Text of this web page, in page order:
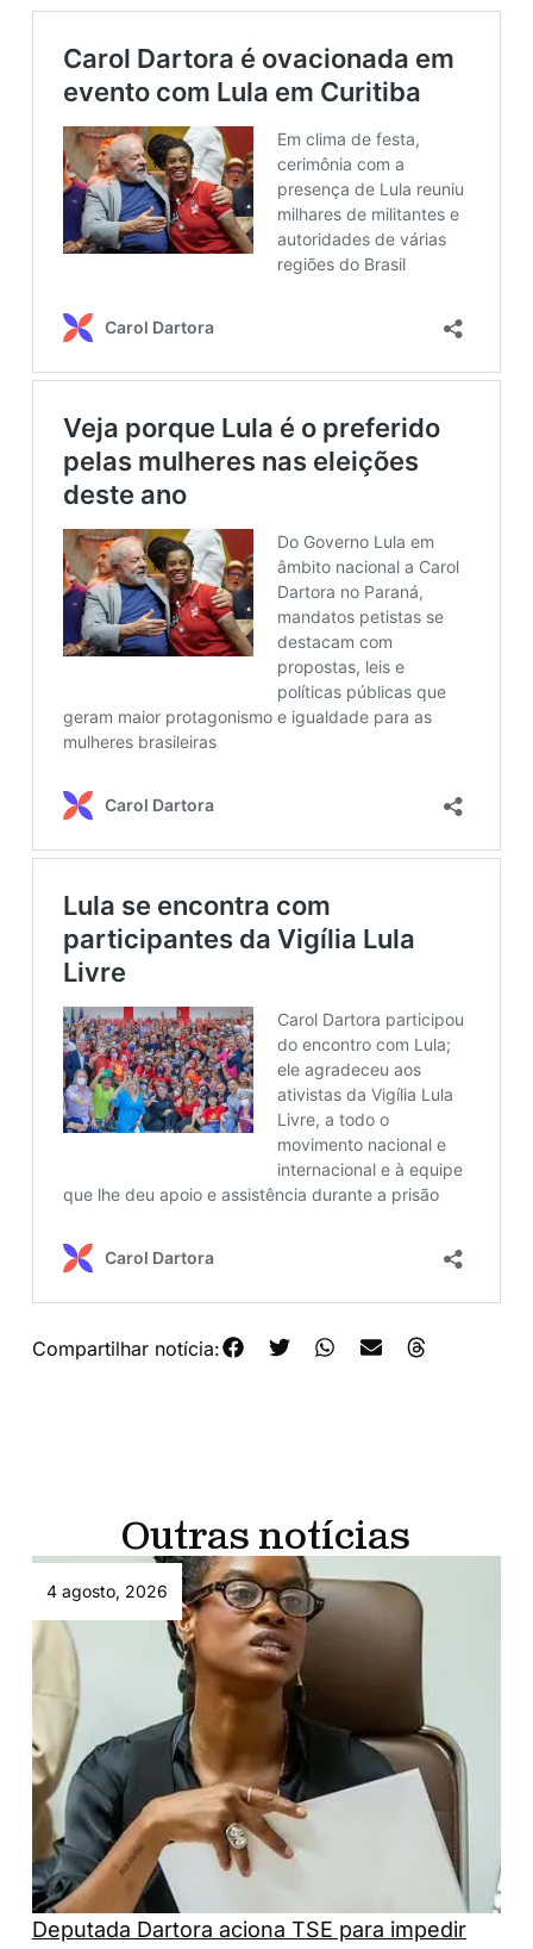
Compartilhar notícia:
Outras notícias
4 agosto, 2026
Deputada Dartora aciona TSE para impedir